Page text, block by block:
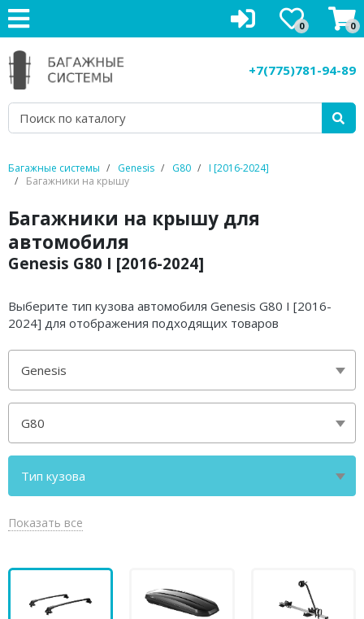
0 0
+7(775)781-94-89
Багажные системы Genesis G80
I [2016-2024]
Багажники на крышу
Багажники на крышу для
автомобиля
Genesis G80 I [2016-2024]
Выберите тип кузова автомобиля Genesis G80 I [2016-
2024] для отображения подходящих товаров
Genesis
G80
Тип кузова
седан
Показать все
Багажники на крышу
Рейлинги на крышу
Боксы на крышу
Велокрепления
Грузовые корзины
Аксессуары
Услуги